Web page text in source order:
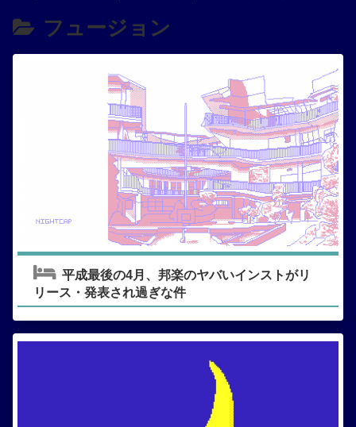
フュージョン
平成最後の4月、邦楽のヤバいインストがリ
リース・発表され過ぎな件